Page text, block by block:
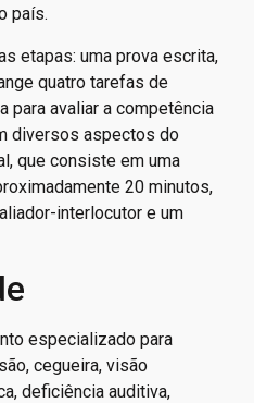
país.
etapas: uma prova escrita,
quatro tarefas de
para avaliar a competência
diversos aspectos do
que consiste em uma
20 minutos,
interlocutor e um
especializado para
cegueira, visão
deficiência auditiva,